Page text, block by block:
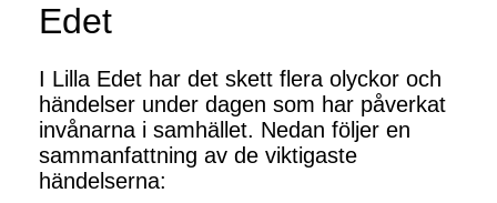
Edet
I Lilla Edet har det skett flera olyckor och
händelser under dagen som har påverkat
invånarna i samhället. Nedan följer en
sammanfattning av de viktigaste
händelserna: